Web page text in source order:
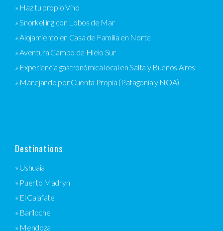
» Haz tu propio Vino
» Snorkelling con Lobos de Mar
» Alojamiento en Casa de Familia en Norte
» Aventura Campo de Hielo Sur
» Experiencia gastronómica local en Salta y Buenos Aires
» Manejando por Cuenta Propia (Patagonia y NOA)
Destinations
» Ushuaia
» Puerto Madryn
» El Calafate
» Bariloche
» Mendoza